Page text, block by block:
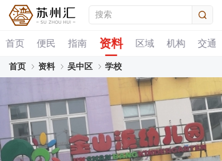
首页 便民 指南 资料 区域 机构 交通
首页 资料 吴中区 学校